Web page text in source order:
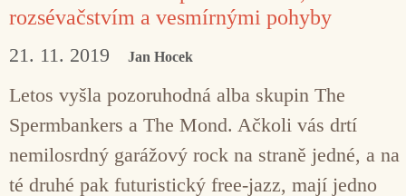
rozsévačstvím a vesmírnými pohyby
21. 11. 2019 Jan Hocek
Letos vyšla pozoruhodná alba skupin The
Spermbankers a The Mond. Ačkoli vás drtí
nemilosrdný garážový rock na straně jedné, a na
té druhé pak futuristický free-jazz, mají jedno